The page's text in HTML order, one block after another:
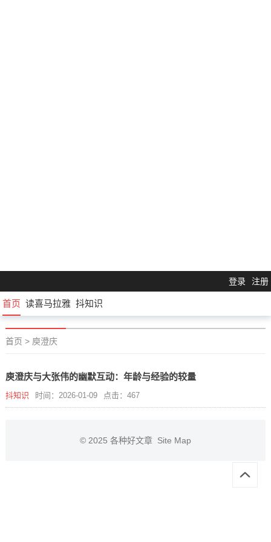
登录 注册
首页 读喜马拉雅 抖知识
首页 > 庾澄庆
庾澄庆与大张伟的幽默互动：年龄与经验的较量
抖知识 时间：2026-01-09 点击：467
© 2025 各种好文章 Site Map